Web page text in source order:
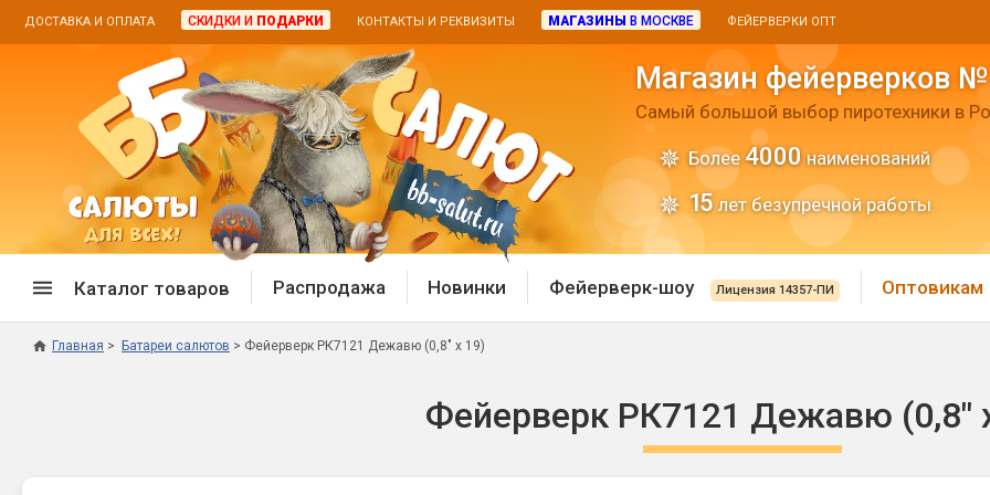
ДОСТАВКА И ОПЛАТА СКИДКИ И ПОДАРКИ КОНТАКТЫ И РЕКВИЗИТЫ МАГАЗИНЫ В МОСКВЕ ФЕЙЕРВЕРКИ ОПТ
Магазин фейерверков
Самый большой выбор пиротехники в
Более 4000 наименований
15 лет безупречной работы
Каталог товаров
Дневные батареи
Хлопушки и
Распродажа Новинки Фейерверк-шоу Лицензия 14357-ПИ Оптовикам
Главная Батареи салютов Фейерверк РК7121 Дежавю (0,8" х 19)
Фейерверк РК7121 Дежавю (0,8"